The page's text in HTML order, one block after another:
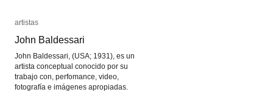
artistas
John Baldessari
John Baldessari, (USA; 1931), es un
artista conceptual conocido por su
trabajo con, perfomance, video,
fotografía e imágenes apropiadas.
artistas
John Baldessari